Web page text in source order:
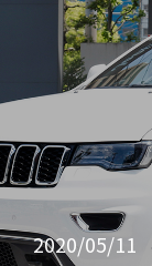
2020/05/11